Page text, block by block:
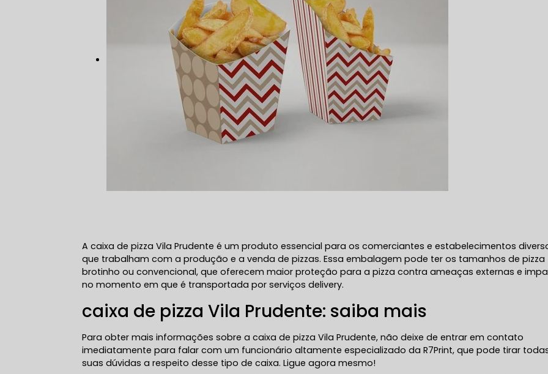
A caixa de pizza Vila Prudente é um produto essencial para os comerciantes e estabelecimentos
que trabalham com a produção e a venda de pizzas. Essa embalagem pode ter os tamanhos de pizza
brotinho ou convencional, que oferecem maior proteção para a pizza contra ameaças externas e
no momento em que é transportada por serviços delivery.
caixa de pizza Vila Prudente: saiba mais
Para obter mais informações sobre a caixa de pizza Vila Prudente, não deixe de entrar em contato
imediatamente para falar com um funcionário altamente especializado da R7Print, que pode tirar
suas dúvidas a respeito desse tipo de caixa. Ligue agora mesmo!